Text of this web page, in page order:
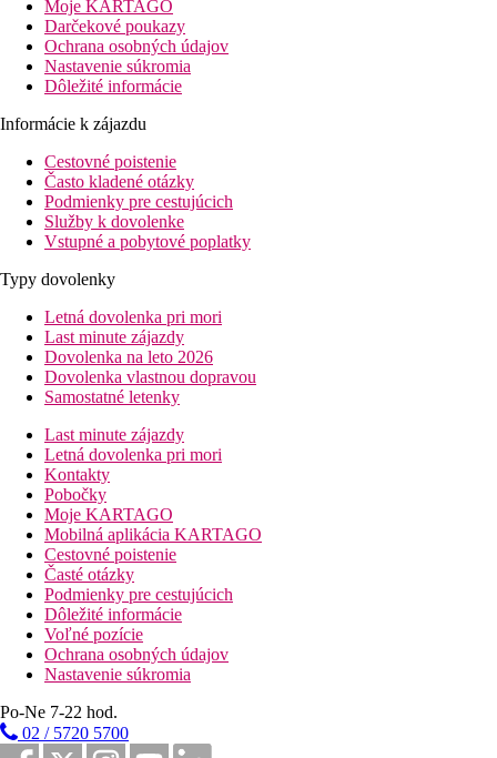
Moje KARTAGO
Darčekové poukazy
Ochrana osobných údajov
Nastavenie súkromia
Dôležité informácie
Informácie k zájazdu
Cestovné poistenie
Často kladené otázky
Podmienky pre cestujúcich
Služby k dovolenke
Vstupné a pobytové poplatky
Typy dovolenky
Letná dovolenka pri mori
Last minute zájazdy
Dovolenka na leto 2026
Dovolenka vlastnou dopravou
Samostatné letenky
Last minute zájazdy
Letná dovolenka pri mori
Kontakty
Pobočky
Moje KARTAGO
Mobilná aplikácia KARTAGO
Cestovné poistenie
Časté otázky
Podmienky pre cestujúcich
Dôležité informácie
Voľné pozície
Ochrana osobných údajov
Nastavenie súkromia
Po-Ne 7-22 hod.
02 / 5720 5700